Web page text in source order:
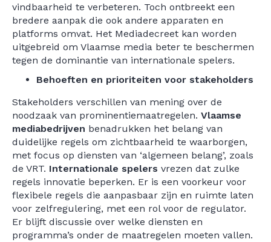
vindbaarheid te verbeteren. Toch ontbreekt een
bredere aanpak die ook andere apparaten en
platforms omvat. Het Mediadecreet kan worden
uitgebreid om Vlaamse media beter te beschermen
tegen de dominantie van internationale spelers.
Behoeften en prioriteiten voor stakeholders
Stakeholders verschillen van mening over de
noodzaak van prominentiemaatregelen. Vlaamse
mediabedrijven benadrukken het belang van
duidelijke regels om zichtbaarheid te waarborgen,
met focus op diensten van ‘algemeen belang’, zoals
de VRT. Internationale spelers vrezen dat zulke
regels innovatie beperken. Er is een voorkeur voor
flexibele regels die aanpasbaar zijn en ruimte laten
voor zelfregulering, met een rol voor de regulator.
Er blijft discussie over welke diensten en
programma’s onder de maatregelen moeten vallen.